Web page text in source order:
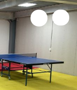
Зал настольного тенниса и ОФП Стадион «Богатырь»